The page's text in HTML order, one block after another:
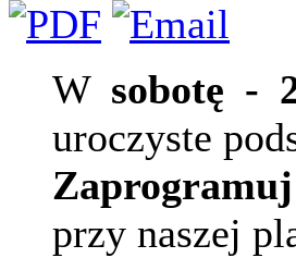
W sobotę -
uroczyste
przy naszej